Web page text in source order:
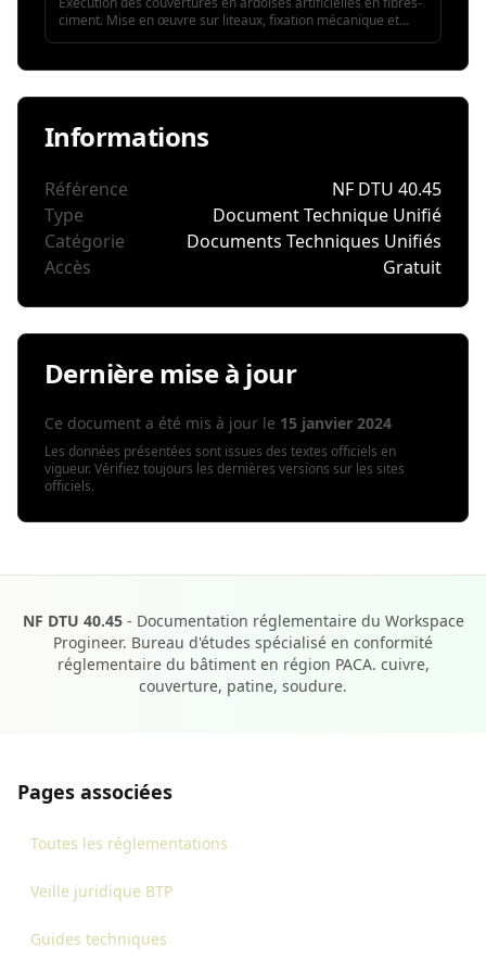
ciment. Mise en œuvre sur liteaux, fixation mécanique et
Informations
Référence
NF DTU 40.45
Type
Document Technique Unifié
Catégorie
Documents Techniques Unifiés
Accès
Gratuit
Dernière mise à jour
Ce document a été mis à jour le 15 janvier 2024
Les données présentées sont issues des textes officiels en
vigueur. Vérifiez toujours les dernières versions sur les sites
officiels.
NF DTU 40.45- Documentation réglementaire du Workspace
Progineer. Bureau d'études spécialisé en conformité
réglementaire du bâtiment en région PACA. cuivre,
couverture, patine, soudure.
Pages associées
Toutes les réglementations
Veille juridique BTP
Guides techniques